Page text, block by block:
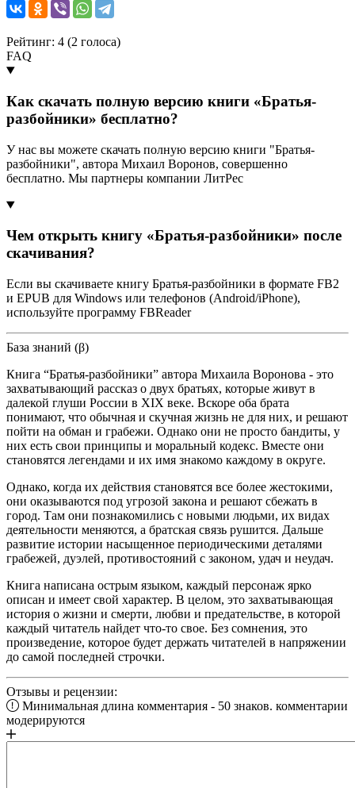
Рейтинг: 4 (2 голоса)
FAQ
Как скачать полную версию книги «Братья-
разбойники» бесплатно?
У нас вы можете скачать полную версию книги "Братья-
разбойники", автора Михаил Воронов, совершенно
бесплатно. Мы партнеры компании ЛитРес
Чем открыть книгу «Братья-разбойники» после
скачивания?
Если вы скачиваете книгу Братья-разбойники в формате FB2
и EPUB для Windows или телефонов (Android/iPhone),
используйте программу FBReader
База знаний (β)
Книга “Братья-разбойники” автора Михаила Воронова - это
захватывающий рассказ о двух братьях, которые живут в
далекой глуши России в XIX веке. Вскоре оба брата
понимают, что обычная и скучная жизнь не для них, и решают
пойти на обман и грабежи. Однако они не просто бандиты, у
них есть свои принципы и моральный кодекс. Вместе они
становятся легендами и их имя знакомо каждому в округе.
Однако, когда их действия становятся все более жестокими,
они оказываются под угрозой закона и решают сбежать в
город. Там они познакомились с новыми людьми, их видах
деятельности меняются, а братская связь рушится. Дальше
развитие истории насыщенное периодическими деталями
грабежей, дуэлей, противостояний с законом, удач и неудач.
Книга написана острым языком, каждый персонаж ярко
описан и имеет свой характер. В целом, это захватывающая
история о жизни и смерти, любви и предательстве, в которой
каждый читатель найдет что-то свое. Без сомнения, это
произведение, которое будет держать читателей в напряжении
до самой последней строчки.
Отзывы и рецензии:
Минимальная длина комментария - 50 знаков. комментарии
модерируются